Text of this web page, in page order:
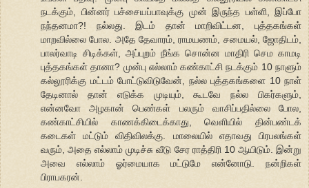
நடக்கும், பின்னர் பச்சையப்பாவுக்கு முன் இருந்த பள்ளி, இப்போ
நந்தனமா?! நல்லது. இடம் தான் மாறிவிட்டன, புத்தகங்கள்
மாறவில்லை போல. அதே தேவாரம், ராமயணம், சமையல், ஜோதிடம்,
பாலர்வாடி சிடிக்கள், அப்புறம் நீங்க சொன்ன மாதிரி செம காமடி
புத்தகங்கள் தானா? முன்பு எல்லாம் கண்காட்சி நடக்கும் 10 நாளும்
கல்லூரிக்கு மட்டம் போட்டுவிடுவேன், நல்ல புத்தகங்களை 10 நாள்
தேடினால் தான் எடுக்க முடியும், கூடவே நல்ல பிகர்களும்,
என்னவோ அழகான் பெண்கள் பலரும் வாசிப்பதில்லை போல,
கண்காட்சியில் காணக்கிடைக்காது, வெளியில் தின்பண்டக்
கடைகள் மட்டும் விதிவிலக்கு. மாலையில் எதாவது பிரபலங்கள்
வரும், அதை எல்லாம் முடிச்சு வீடு சேர ராத்திரி 10 ஆயிடும். இன்று
அவை எல்லாம் ஓர்மையாக மட்டுமே என்னோடு. நன்றிகள்
பிராபகரன்.